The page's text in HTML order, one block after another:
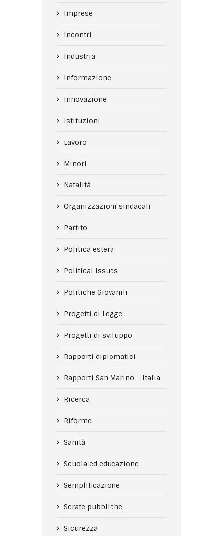
Imprese
Incontri
Industria
Informazione
Innovazione
Istituzioni
Lavoro
Minori
Natalità
Organizzazioni sindacali
Partito
Politica estera
Political Issues
Politiche Giovanili
Progetti di Legge
Progetti di sviluppo
Rapporti diplomatici
Rapporti San Marino – Italia
Ricerca
Riforme
Sanità
Scuola ed educazione
Semplificazione
Serate pubbliche
Sicurezza